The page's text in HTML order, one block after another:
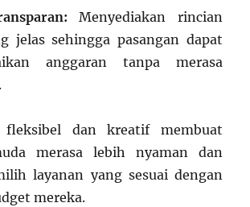
Menyediakan rincian
jelas sehingga pasangan dapat
anggaran tanpa merasa
fleksibel dan kreatif membuat
merasa lebih nyaman dan
layanan yang sesuai dengan
mereka.